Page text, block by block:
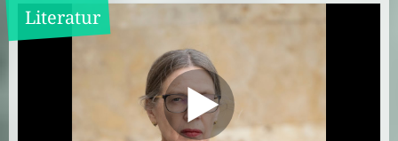
Literatur